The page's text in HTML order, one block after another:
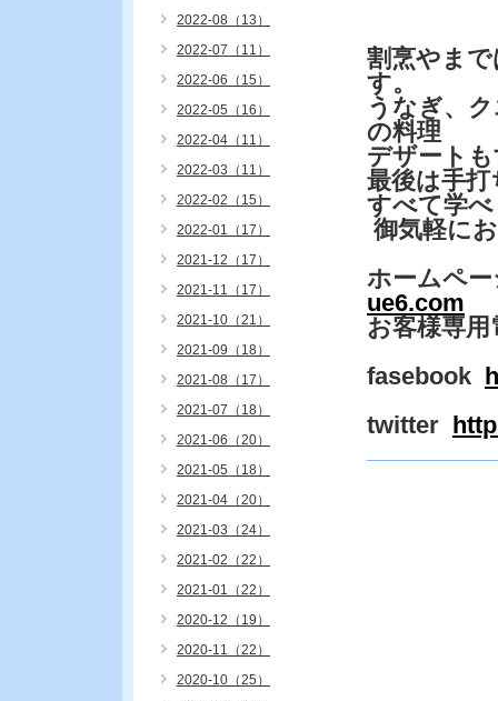
割烹やま
す。
うなぎ、
の料理
デザート
最後は手
すべて学
御気軽に
ホームペ
ue6.com
お客様専用
fasebook
twitter
2022-08（13）
2022-07（11）
2022-06（15）
2022-05（16）
2022-04（11）
2022-03（11）
2022-02（15）
2022-01（17）
2021-12（17）
2021-11（17）
2021-10（21）
2021-09（18）
2021-08（17）
2021-07（18）
2021-06（20）
2021-05（18）
2021-04（20）
2021-03（24）
2021-02（22）
2021-01（22）
2020-12（19）
2020-11（22）
2020-10（25）